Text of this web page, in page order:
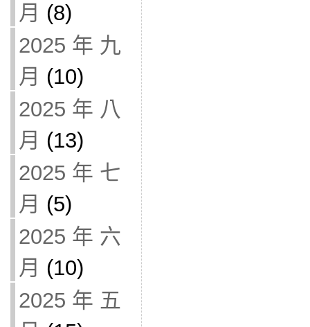
月 (8)
2025 年 九
月 (10)
2025 年 八
月 (13)
2025 年 七
月 (5)
2025 年 六
月 (10)
2025 年 五